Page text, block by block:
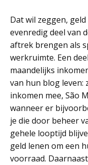
Dat wil zeggen,
evenredig deel van
aftrek brengen als
werkruimte. Een
maandelijks
van hun blog leven:
inkomen mee, São
wanneer er
je die door beheer
gehele looptijd
geld lenen om een
voorraad.